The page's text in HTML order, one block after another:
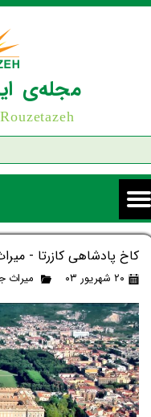
مجله‌ی
کاخ پادشاهی کازرتا - میراث
۲۰ شهریور ۰۳ میراث